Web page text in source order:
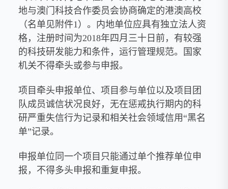
地与澳门科技合作委员会协商确定的港澳高校
（名单见附件1）。内地单位应具有独立法人资
格，注册时间为2018年四月三十日前，有较强
的科技研发能力和条件，运行管理规范。国家
机关不得牵头或参与申报。
项目牵头申报单位、项目参与单位以及项目团
队成员诚信状况良好，无在惩戒执行期内的科
研严重失信行为记录和相关社会领域信用“黑名
单”记录。
申报单位同一个项目只能通过单个推荐单位申
报，不得多头申报和重复申报。